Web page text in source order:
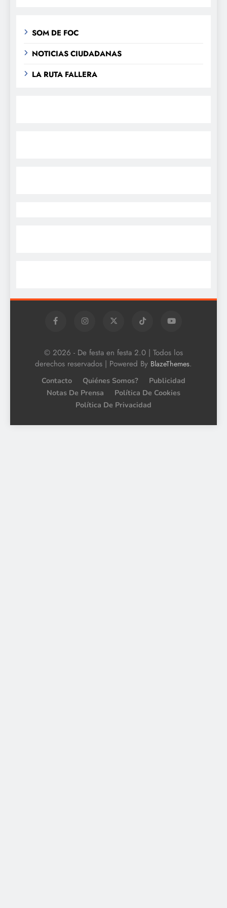
SOM DE FOC
NOTICIAS CIUDADANAS
LA RUTA FALLERA
© 2026 - De festa en festa 2.0 | Todos los
derechos reservados | Powered By BlazeThemes.
Contacto Quiénes Somos?
Publicidad
Notas De Prensa
Política De Cookies
Política De Privacidad